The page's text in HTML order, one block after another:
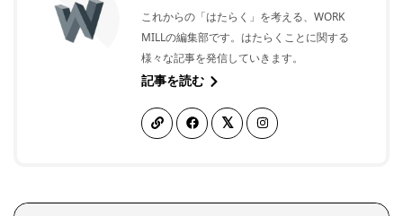
これからの「はたらく」を考える、WORK
MILLの編集部です。はたらくことに関する
様々な記事を発信していきます。
記事を読む